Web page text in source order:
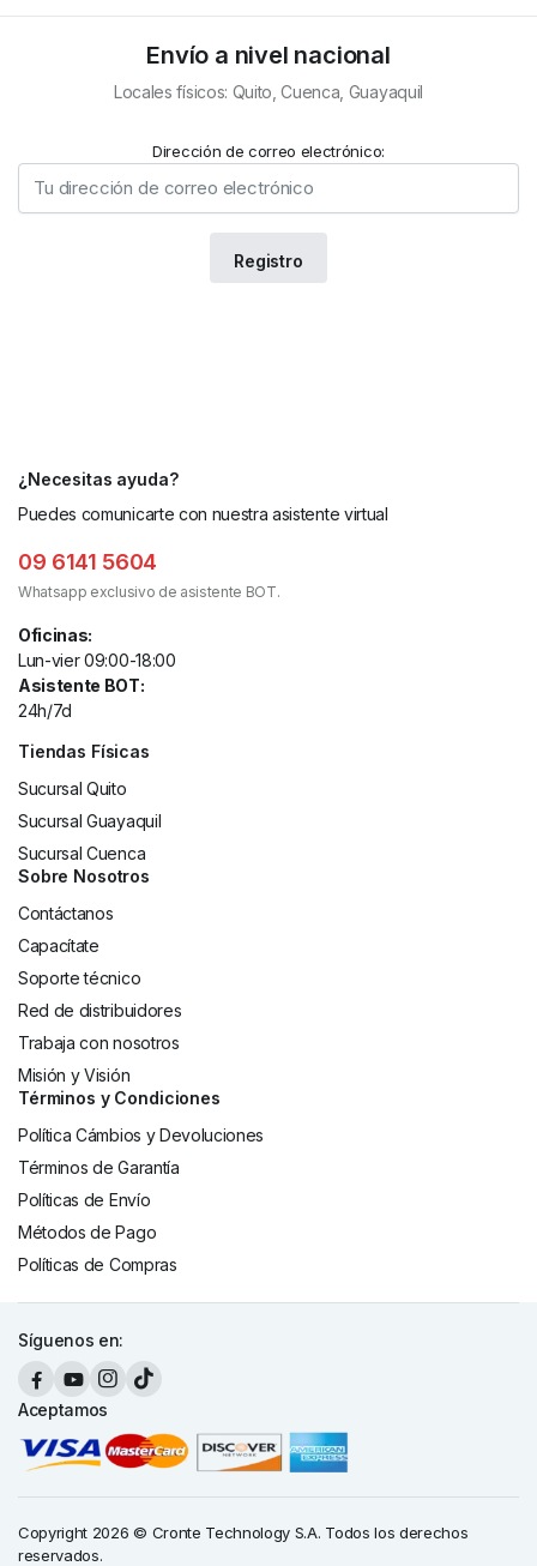
Envío a nivel nacional
Locales físicos: Quito, Cuenca, Guayaquil
Dirección de correo electrónico:
¿Necesitas ayuda?
Puedes comunicarte con nuestra asistente virtual
09 6141 5604
Whatsapp exclusivo de asistente BOT.
Oficinas:
Lun-vier 09:00-18:00
Asistente BOT:
24h/7d
Tiendas Físicas
Sucursal Quito
Sucursal Guayaquil
Sucursal Cuenca
Sobre Nosotros
Contáctanos
Capacítate
Soporte técnico
Red de distribuidores
Trabaja con nosotros
Misión y Visión
Términos y Condiciones
Política Cámbios y Devoluciones
Términos de Garantía
Políticas de Envío
Métodos de Pago
Políticas de Compras
Síguenos en:
Aceptamos
Copyright 2026 © Cronte Technology S.A. Todos los derechos
reservados.